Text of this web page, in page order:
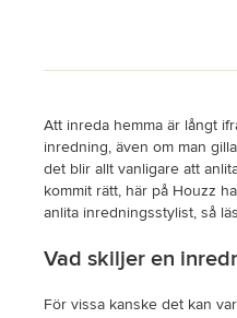
Att inreda hemma är långt
inredning, även om man
det blir allt vanligare att
kommit rätt, här på Houzz
anlita inredningsstylist, så
Vad skiljer en
För vissa kanske det kan